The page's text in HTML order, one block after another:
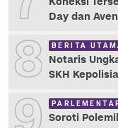
Day dan
8 BERITA
Notaris
SKH
Soroti